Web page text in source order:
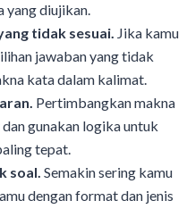
yang diujikan.
tidak sesuai. Jika kamu
jawaban yang tidak
kata dalam kalimat.
Pertimbangkan makna
gunakan logika untuk
tepat.
soal. Semakin sering kamu
dengan format dan jenis